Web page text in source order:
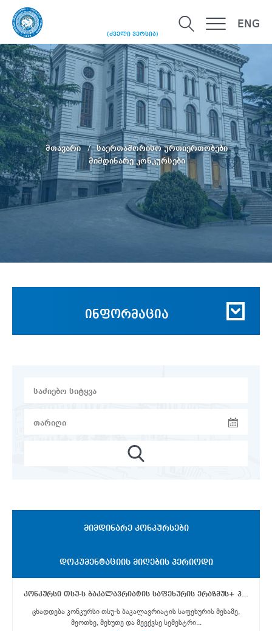
(ძველი ვერსია)
ENG
მთავარი
საერთაშორისო ურთიერთობები
მიმდინარე კონკურსები
ინფორმაცია
ᲛᲘᲛᲓᲘᲜᲐᲠᲔ ᲙᲝᲜᲙᲣᲠᲡᲔᲑᲘ
ᲓᲝᲙᲣᲛᲔᲜᲢᲐᲪᲘᲘᲡ ᲛᲘᲦᲔᲑᲘᲡ ᲞᲔᲠᲘᲝᲓᲘ
კონკურსი თსუ-ს ბაკალავრიატის საფეხურის ერაზმუს+ პროგრამის და DAAD-ის აღმოსავლეთ პარტნიორობის პროგრამის სტიპენდიების მოსაპოვებლად
ცხადდება კონკურსი თსუ-ს ბაკალავრიატის საფეხურის მესამე,
მეოთხე, მეხუთე და მეექვსე სემესტრი...